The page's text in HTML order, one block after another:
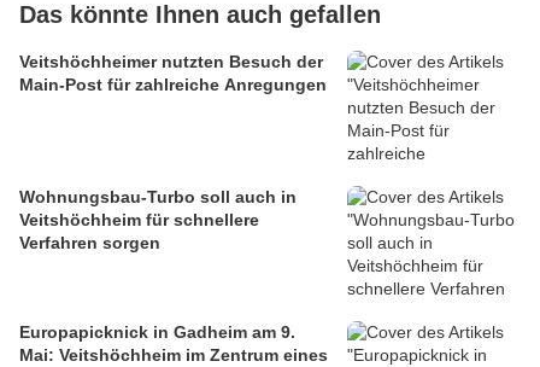
Das könnte Ihnen auch gefallen
Veitshöchheimer nutzten Besuch der
Main-Post für zahlreiche Anregungen
Wohnungsbau-Turbo soll auch in
Veitshöchheim für schnellere
Verfahren sorgen
Europapicknick in Gadheim am 9.
Mai: Veitshöchheim im Zentrum eines